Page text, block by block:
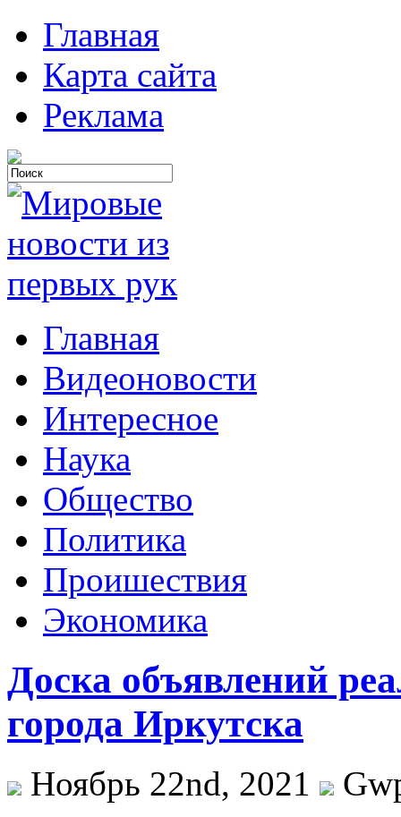
Главная
Карта сайта
Реклама
Главная
Видеоновости
Интересное
Наука
Общество
Политика
Проишествия
Экономика
Доска объявлений
города Иркутска
Ноябрь 22nd, 2021